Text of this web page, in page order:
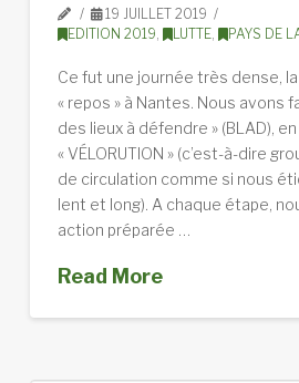
19 JUILLET 2019
EDITION 2019, LUTTE, PAYS DE
Ce fut une journée très dense,
« repos » à Nantes. Nous avons
des lieux à défendre » (BLAD),
« VÉLORUTION » (c’est-à-dire
de circulation comme si nous
lent et long). A chaque étape,
action préparée …
Read More